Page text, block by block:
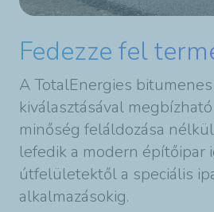
Fedezze fel
A TotalEnergies
kiválasztásával
minőség feláldozása
lefedik a modern építőipar
útfelületektől a speciális
alkalmazásokig.